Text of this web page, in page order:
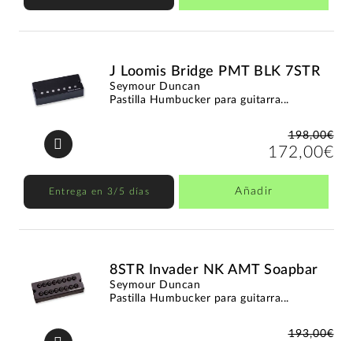
J Loomis Bridge PMT BLK 7STR
Seymour Duncan
Pastilla Humbucker para guitarra...
198,00€
172,00€
Entrega en 3/5 días Añadir
8STR Invader NK AMT Soapbar
Seymour Duncan
Pastilla Humbucker para guitarra...
193,00€